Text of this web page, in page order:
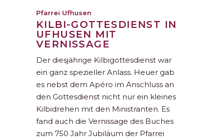
Pfarrei Ufhusen
KILBI-GOTTESDIENST IN
UFHUSEN MIT
VERNISSAGE
Der diesjährige Kilbigottesdienst war
ein ganz spezieller Anlass. Heuer gab
es nebst dem Apéro im Anschluss an
den Gottesdienst nicht nur ein kleines
Kilbidrehen mit den Ministranten. Es
fand auch die Vernissage des Buches
zum 750 Jahr Jubiläum der Pfarrei